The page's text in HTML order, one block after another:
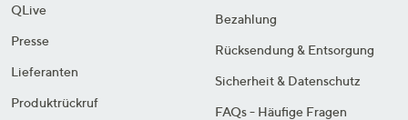
QLive
Presse
Lieferanten
Produktrückruf
Bezahlung
Rücksendung & Entsorgung
Sicherheit & Datenschutz
FAQs - Häufige Fragen